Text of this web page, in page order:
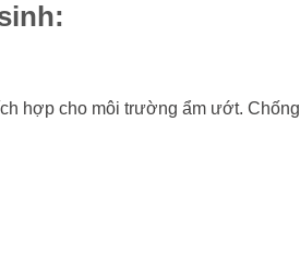
hợp cho môi trường ẩm ướt.